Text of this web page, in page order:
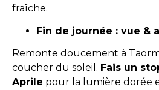
fraîche.
Fin de journée : vue &
Remonte doucement à
coucher du soleil. Fais un
Aprile pour la lumière dorée